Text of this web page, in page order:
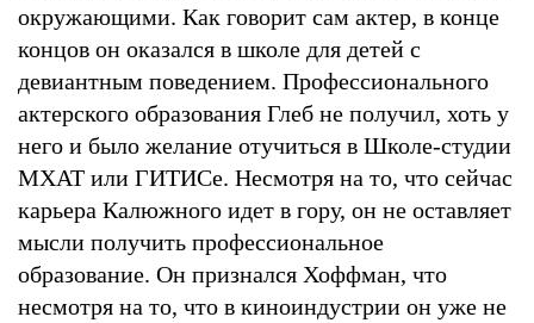
окружающими. Как говорит сам актер, в конце
концов он оказался в школе для детей с
девиантным поведением. Профессионального
актерского образования Глеб не получил, хоть у
него и было желание отучиться в Школе-студии
МХАТ или ГИТИСе. Несмотря на то, что сейчас
карьера Калюжного идет в гору, он не оставляет
мысли получить профессиональное
образование. Он признался Хоффман, что
несмотря на то, что в киноиндустрии он уже не